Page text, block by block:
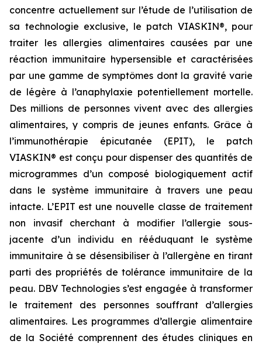
concentre actuellement sur l’étude de l’utilisation de
sa technologie exclusive, le patch VIASKIN®, pour
traiter les allergies alimentaires causées par une
réaction immunitaire hypersensible et caractérisées
par une gamme de symptômes dont la gravité varie
de légère à l’anaphylaxie potentiellement mortelle.
Des millions de personnes vivent avec des allergies
alimentaires, y compris de jeunes enfants. Grâce à
l’immunothérapie épicutanée (EPIT), le patch
VIASKIN® est conçu pour dispenser des quantités de
microgrammes d’un composé biologiquement actif
dans le système immunitaire à travers une peau
intacte. L’EPIT est une nouvelle classe de traitement
non invasif cherchant à modifier l’allergie sous-
jacente d’un individu en rééduquant le système
immunitaire à se désensibiliser à l’allergène en tirant
parti des propriétés de tolérance immunitaire de la
peau. DBV Technologies s’est engagée à transformer
le traitement des personnes souffrant d’allergies
alimentaires. Les programmes d’allergie alimentaire
de la Société comprennent des études cliniques en